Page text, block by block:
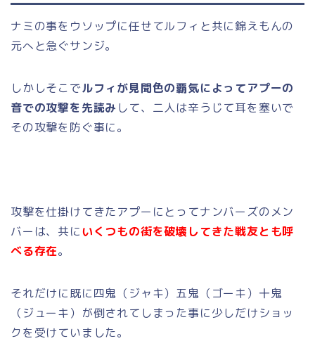
ナミの事をウソップに任せてルフィと共に錦えもんの
元へと急ぐサンジ。
しかしそこでルフィが見聞色の覇気によってアプーの
音での攻撃を先読み して、二人は辛うじて耳を塞いで
その攻撃を防ぐ事に。
攻撃を仕掛けてきたアプーにとってナンバーズのメン
バーは、共にいくつもの街を破壊してきた戦友とも呼
べる存在。
それだけに既に四鬼（ジャキ）五鬼（ゴーキ）十鬼
（ジューキ）が倒されてしまった事に少しだけショッ
クを受けていました。